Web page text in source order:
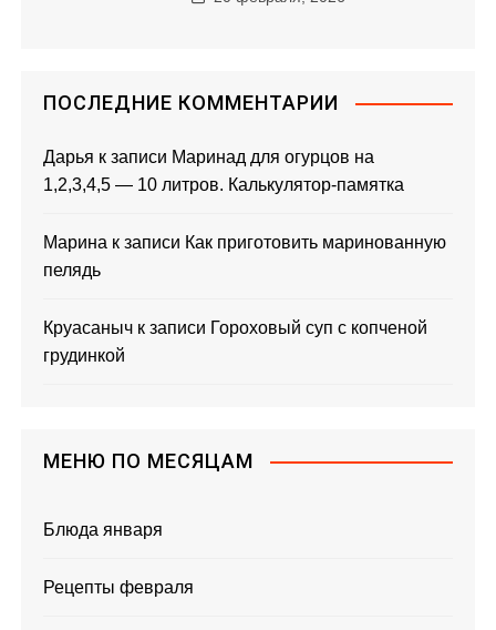
ПОСЛЕДНИЕ КОММЕНТАРИИ
Дарья к записи Маринад для огурцов на
1,2,3,4,5 — 10 литров. Калькулятор-памятка
Марина к записи Как приготовить маринованную
пелядь
Круасаныч к записи Гороховый суп с копченой
грудинкой
МЕНЮ ПО МЕСЯЦАМ
Блюда января
Рецепты февраля